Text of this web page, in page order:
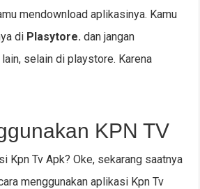
mendownload aplikasinya. Kamu
di Plasytore.dan jangan
selain di playstore. Karena
KPN TV
Kpn Tv Apk? Oke, sekarang saatnya
menggunakan aplikasi Kpn Tv